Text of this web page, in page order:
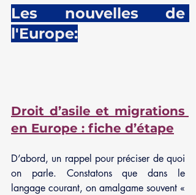
Les nouvelles de
l'Europe:
Droit d’asile et migrations
en Europe : fiche d’étape
D’abord, un rappel pour préciser de quoi
on parle. Constatons que dans le
langage courant, on amalgame souvent «